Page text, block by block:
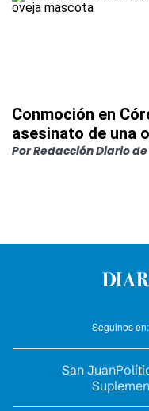
Conmoción en
asesinato de una
PorRedacción Diario
Seguinos en:
San Juan